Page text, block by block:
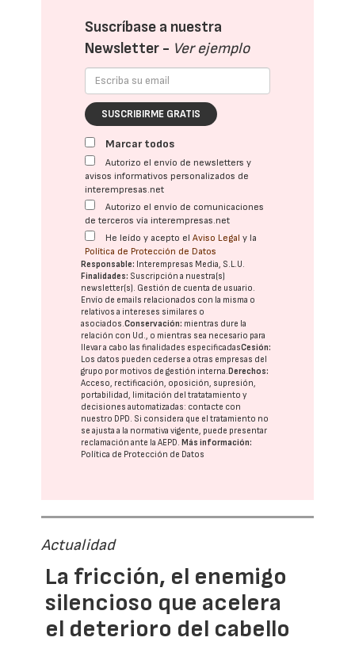
Suscríbase a nuestra
Newsletter - Ver ejemplo
SUSCRIBIRME GRATIS
Marcar todos
Autorizo el envío de newsletters y
avisos informativos personalizados de
interempresas.net
Autorizo el envío de comunicaciones
de terceros vía interempresas.net
He leído y acepto elAviso Legal y la
Política de Protección de Datos
Responsable: Interempresas Media, S.L.U.
Finalidades: Suscripción a nuestra(s)
newsletter(s). Gestión de cuenta de usuario.
Envío de emails relacionados con la misma o
relativos a intereses similares o
asociados.Conservación: mientras dure la
relación con Ud., o mientras sea necesario para
llevar a cabo las finalidades especificadasCesión:
Los datos pueden cederse a otras empresas del
grupo por motivos de gestión interna.Derechos:
Acceso, rectificación, oposición, supresión,
portabilidad, limitación del tratatamiento y
decisiones automatizadas: contacte con
nuestro DPD. Si considera que el tratamiento no
se ajusta a la normativa vigente, puede presentar
reclamación ante laAEPD.Más información:
Política de Protección de Datos
Actualidad
La fricción, el enemigo
silencioso que acelera
el deterioro del cabello